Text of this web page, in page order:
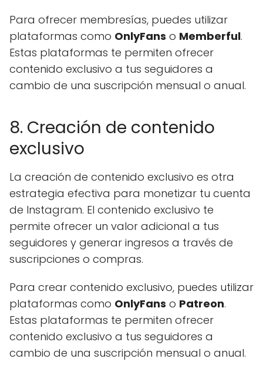
Para ofrecer membresías, puedes utilizar
plataformas como OnlyFans o Memberful.
Estas plataformas te permiten ofrecer
contenido exclusivo a tus seguidores a
cambio de una suscripción mensual o anual.
8. Creación de contenido
exclusivo
La creación de contenido exclusivo es otra
estrategia efectiva para monetizar tu cuenta
de Instagram. El contenido exclusivo te
permite ofrecer un valor adicional a tus
seguidores y generar ingresos a través de
suscripciones o compras.
Para crear contenido exclusivo, puedes utilizar
plataformas como OnlyFans o Patreon.
Estas plataformas te permiten ofrecer
contenido exclusivo a tus seguidores a
cambio de una suscripción mensual o anual.